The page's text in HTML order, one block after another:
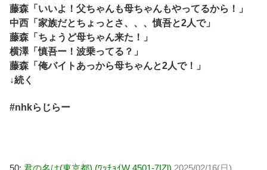
藤森「いいよ！父ちゃんも母ちゃんもやってるから！」
中西「家族だとちょっとさ、、、慎吾と2人で」
藤森「ちょうど母ちゃん来た！」
横澤「慎吾ー！波乗ってる？」
藤森「俺バイトあっから母ちゃんと2人で！」
↓続く
#nhkらじらー
50: 君の名は(東京都) (ﾜｯﾁｮｲW 4501-7IZl) 2025/02/16(日)